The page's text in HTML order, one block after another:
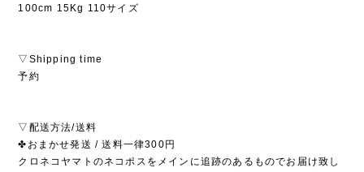
100cm 15Kg 110サイズ
▽Shipping time
予約
▽配送方法/送料
✤おまかせ発送 / 送料一律300円
クロネコヤマトのネコポスをメインに追跡のあるものでお届け致し